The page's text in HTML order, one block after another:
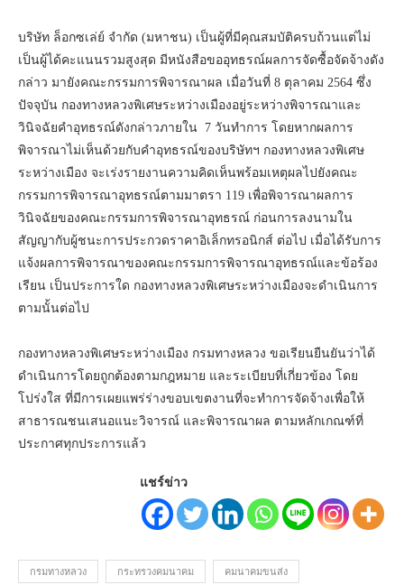
บริษัท ล็อกซเล่ย์ จำกัด (มหาชน) เป็นผู้ที่มีคุณสมบัติครบถ้วนแต่ไม่
เป็นผู้ได้คะแนนรวมสูงสุด มีหนังสือขออุทธรณ์ผลการจัดซื้อจัดจ้างดัง
กล่าว มายังคณะกรรมการพิจารณาผล เมื่อวันที่ 8 ตุลาคม 2564 ซึ่ง
ปัจจุบัน กองทางหลวงพิเศษระหว่างเมืองอยู่ระหว่างพิจารณาและ
วินิจฉัยคำอุทธรณ์ดังกล่าวภายใน 7 วันทำการ โดยหากผลการ
พิจารณาไม่เห็นด้วยกับคำอุทธรณ์ของบริษัทฯ กองทางหลวงพิเศษ
ระหว่างเมือง จะเร่งรายงานความคิดเห็นพร้อมเหตุผลไปยังคณะ
กรรมการพิจารณาอุทธรณ์ตามมาตรา 119 เพื่อพิจารณาผลการ
วินิจฉัยของคณะกรรมการพิจารณาอุทธรณ์ ก่อนการลงนามใน
สัญญากับผู้ชนะการประกวดราคาอิเล็กทรอนิกส์ ต่อไป เมื่อได้รับการ
แจ้งผลการพิจารณาของคณะกรรมการพิจารณาอุทธรณ์และข้อร้อง
เรียน เป็นประการใด กองทางหลวงพิเศษระหว่างเมืองจะดำเนินการ
ตามนั้นต่อไป
กองทางหลวงพิเศษระหว่างเมือง กรมทางหลวง ขอเรียนยืนยันว่าได้
ดำเนินการโดยถูกต้องตามกฎหมาย และระเบียบที่เกี่ยวข้อง โดย
โปร่งใส ที่มีการเผยแพร่ร่างขอบเขตงานที่จะทำการจัดจ้างเพื่อให้
สาธารณชนเสนอแนะวิจารณ์ และพิจารณาผล ตามหลักเกณฑ์ที่
ประกาศทุกประการแล้ว
แชร์ข่าว
กรมทางหลวง กระทรวงคมนาคม คมนาคมขนส่ง